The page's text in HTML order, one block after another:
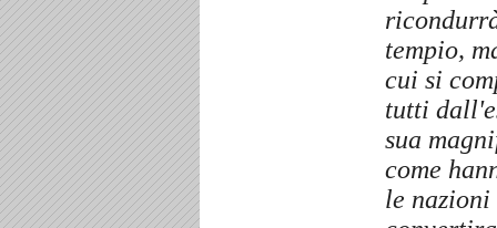
tempio,
cui si
tutti
sua
come
le